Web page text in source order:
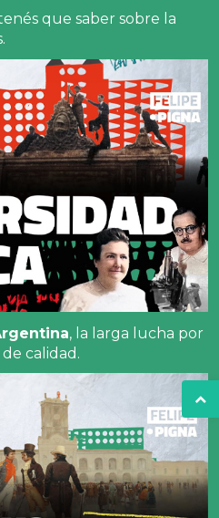
que saber sobre la
, la larga lucha por
calidad.